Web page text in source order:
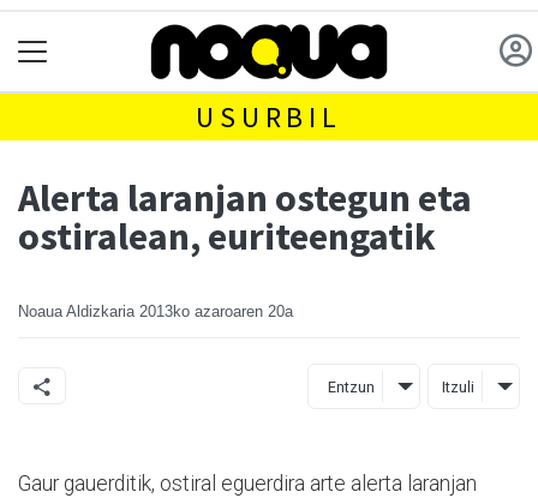
USURBIL
Alerta laranjan ostegun eta
ostiralean, euriteengatik
Noaua Aldizkaria 2013ko azaroaren 20a
Entzun Itzuli
Gaur gauerditik, ostiral eguerdira arte alerta laranjan